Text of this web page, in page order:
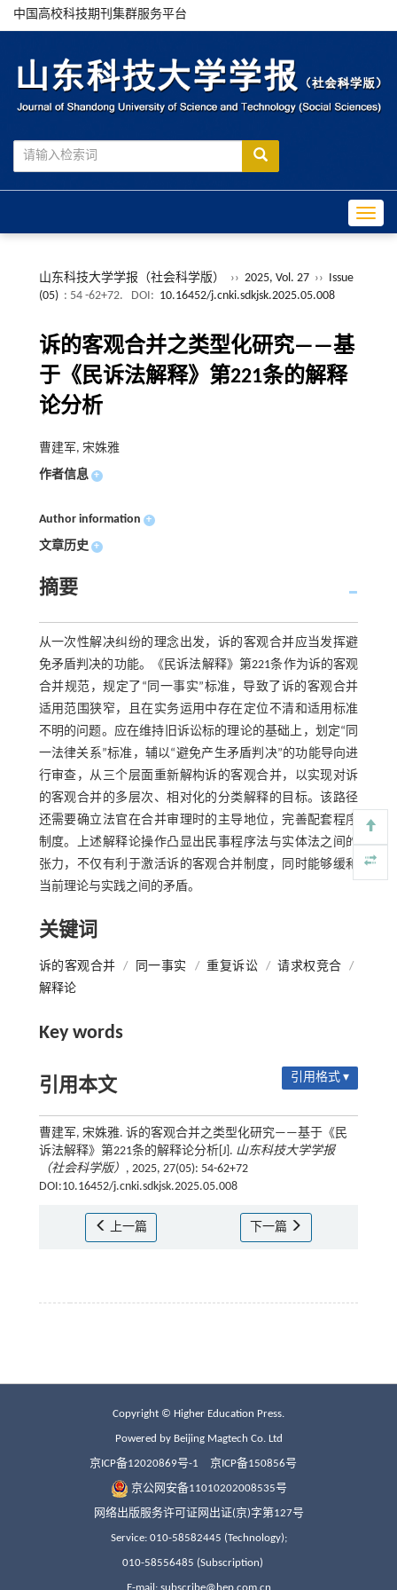
中国高校科技期刊集群服务平台
山东科技大学学报（社会科学版） ›› 2025, Vol. 27 ›› Issue
(05) : 54 -62+72. DOI: 10.16452/j.cnki.sdkjsk.2025.05.008
诉的客观合并之类型化研究——基
于《民诉法解释》第221条的解释
论分析
曹建军, 宋姝雅
作者信息 +
Author information +
文章历史 +
摘要
从一次性解决纠纷的理念出发，诉的客观合并应当发挥避
免矛盾判决的功能。《民诉法解释》第221条作为诉的客观
合并规范，规定了“同一事实”标准，导致了诉的客观合并
适用范围狭窄，且在实务运用中存在定位不清和适用标准
不明的问题。应在维持旧诉讼标的理论的基础上，划定“同
一法律关系”标准，辅以“避免产生矛盾判决”的功能导向进
行审查，从三个层面重新解构诉的客观合并，以实现对诉
的客观合并的多层次、相对化的分类解释的目标。该路径
还需要确立法官在合并审理时的主导地位，完善配套程序
制度。上述解释论操作凸显出民事程序法与实体法之间的
张力，不仅有利于激活诉的客观合并制度，同时能够缓和
当前理论与实践之间的矛盾。
关键词
诉的客观合并 / 同一事实 / 重复诉讼 / 请求权竞合
/
解释论
Key words
引用本文 引用格式 ▾
曹建军, 宋姝雅. 诉的客观合并之类型化研究——基于《民
诉法解释》第221条的解释论分析[J]. 山东科技大学学报
（社会科学版） , 2025, 27(05): 54-62+72
DOI:10.16452/j.cnki.sdkjsk.2025.05.008
上一篇 下一篇
Copyright © Higher Education Press.
Powered by Beijing Magtech Co. Ltd
京ICP备12020869号-1 京ICP备150856号
京公网安备11010202008535号
网络出版服务许可证网出证(京)字第127号
Service: 010-58582445 (Technology);
010-58556485 (Subscription)
E-mail: subscribe@hep.com.cn